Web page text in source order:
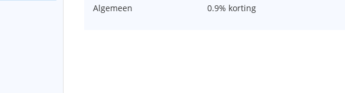
Algemeen 0.9% korting